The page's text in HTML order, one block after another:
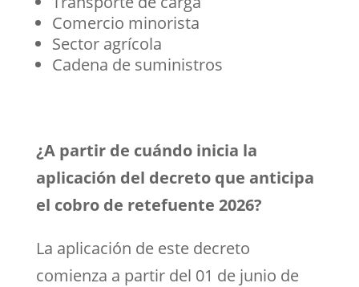
Comercio minorista
Sector agrícola
Cadena de suministros
¿A partir de cuándo inicia la
aplicación del decreto que anticipa
el cobro de retefuente 2026?
La aplicación de este decreto
comienza a partir del 01 de junio de